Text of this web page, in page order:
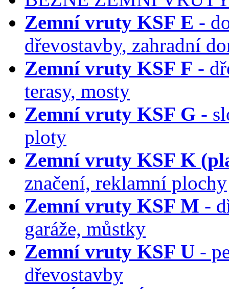
Zemní vruty KSF E -
dřevostavby, zahradní
Zemní vruty KSF F -
terasy, mosty
Zemní vruty KSF G -
ploty
Zemní vruty KSF K
značení, reklamní plochy
Zemní vruty KSF M -
garáže, můstky
Zemní vruty KSF U -
dřevostavby